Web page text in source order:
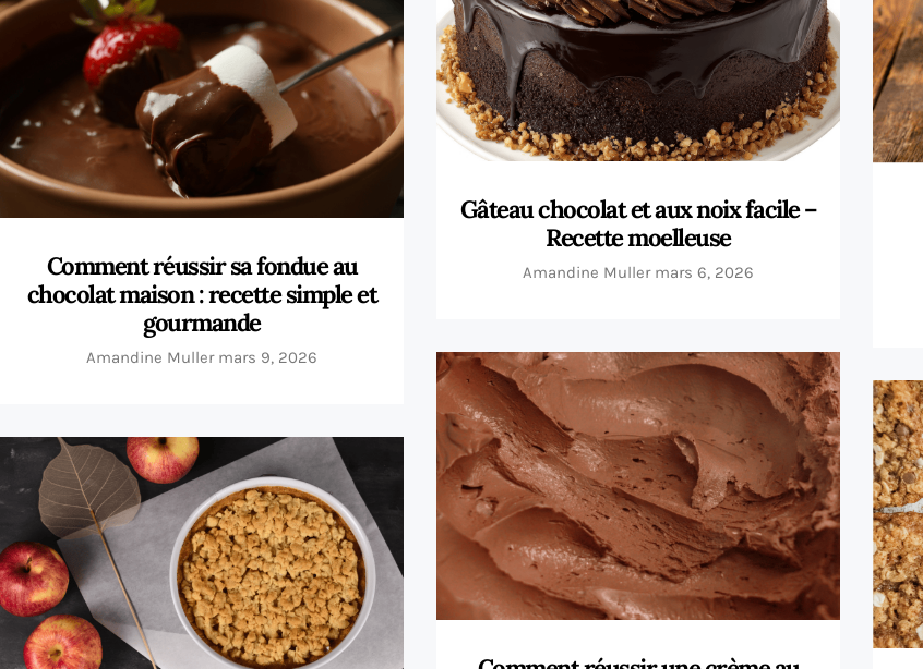
Comment réussir sa fondue au
chocolat maison : recette simple et
gourmande
Amandine Muller mars 9, 2026
Gâteau chocolat et aux noix facile –
Recette moelleuse
Amandine Muller mars 6, 2026